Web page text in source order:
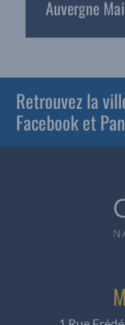
Auvergne
Retrouvez la
Facebook et